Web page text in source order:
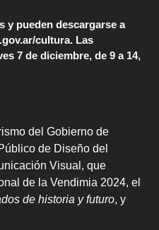
y pueden descargarse a
cultura. Las
7 de diciembre, de 9 a 14,
del Gobierno de
de Diseño del
Visual, que
de la Vendimia 2024, el
de historia y futuro, y